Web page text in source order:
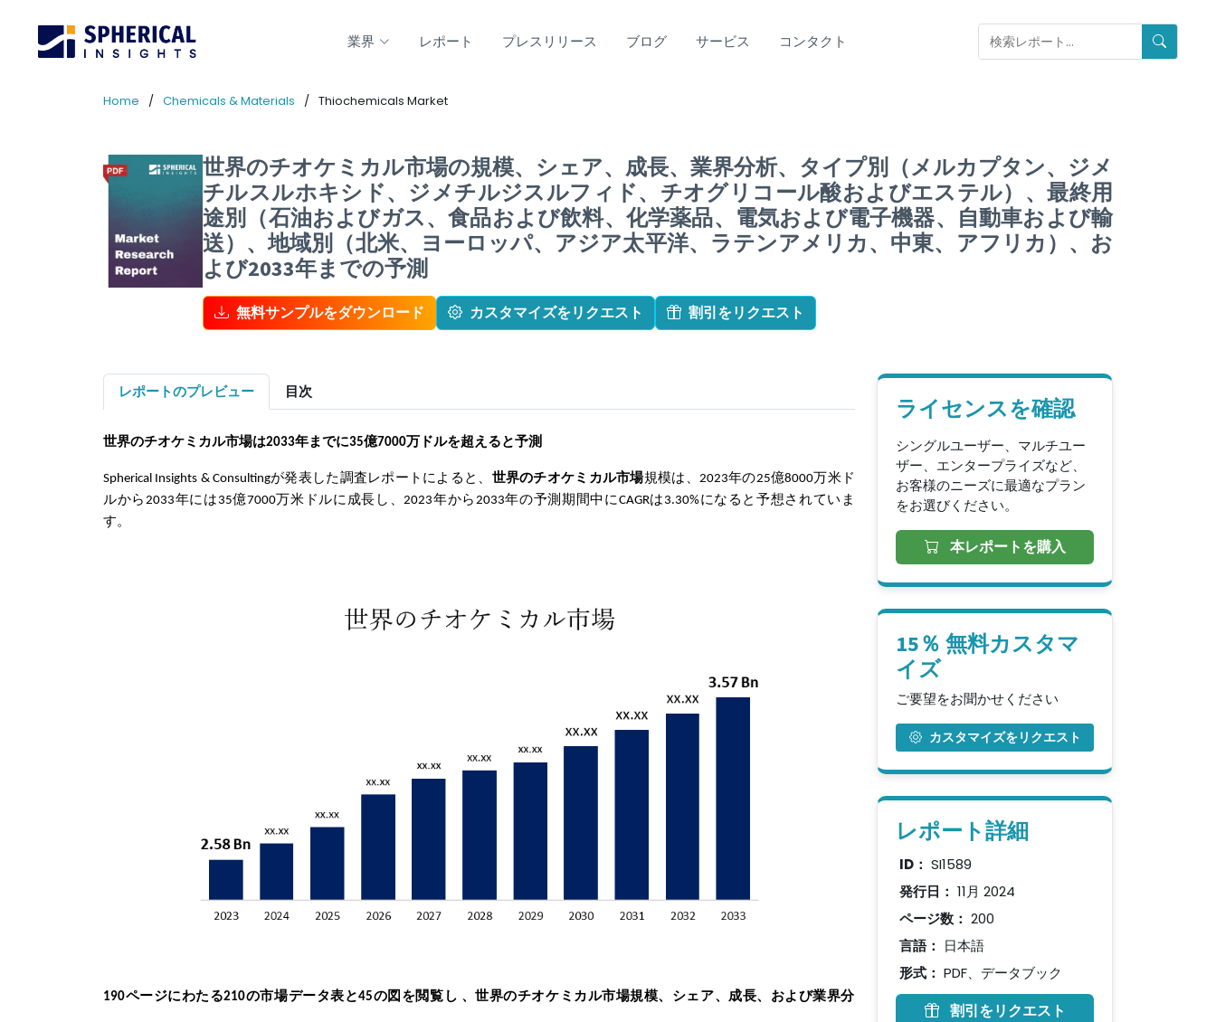
業界 レポート プレスリリース ブログ サービス コンタクト
Home Chemicals & Materials Thiochemicals Market
世界のチオケミカル市場の規模、シェア、成長、業界分析、タイプ別（メルカプタン、ジメ
チルスルホキシド、ジメチルジスルフィド、チオグリコール酸およびエステル）、最終用
途別（石油およびガス、食品および飲料、化学薬品、電気および電子機器、自動車および輸
送）、地域別（北米、ヨーロッパ、アジア太平洋、ラテンアメリカ、中東、アフリカ）、お
よび2033年までの予測
無料サンプルをダウンロード カスタマイズをリクエスト 割引をリクエスト
レポートのプレビュー 目次
世界のチオケミカル市場は2033年までに35億7000万ドルを超える と予測
Spherical Insights & Consultingが発表した調査レポートによると、 世界のチオケミカル市場規模は、2023年の25億8000万米ド
ルから2033年には35億7000万米ドルに成長し、2023年から2033年の予測期間中にCAGRは3.30%になると予想されていま
す。
190ページにわたる210の市場データ表と45の図を閲覧し 、世界のチオケミカル市場規模、シェア、成長、および業界分
ライセンスを確認
シングルユーザー、マルチユー
ザー、エンタープライズなど、
お客様のニーズに最適なプラン
をお選びください。
本レポートを購入
15％ 無料カスタマ
イズ
ご要望をお聞かせください
カスタマイズをリクエスト
レポート詳細
ID： SI1589
発行日： 11月 2024
ページ数： 200
言語： 日本語
形式： PDF、データブック
割引をリクエスト